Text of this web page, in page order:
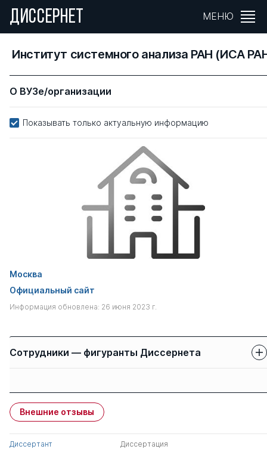
ДИССЕРНЕТ МЕНЮ
Институт системного анализа РАН (ИСА
О ВУЗе/организации
Показывать только актуальную информацию
Москва
Официальный сайт
Информация обновлена: 26 июня 2023 г.
Сотрудники — фигуранты Диссернета
Петренко Виктор
Фёдорович
Внешние отзывы
Диссертант Диссертация